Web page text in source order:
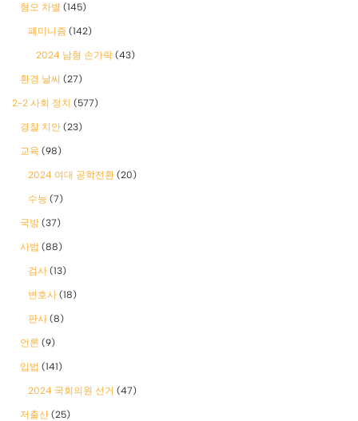
혐오 차별 (145)
폐미니즘 (142)
2024 남혐 손가락 (43)
환경 날씨 (27)
2-2 사회 정치 (577)
경찰 치안 (23)
교육 (98)
2024 여대 공학전환 (20)
수능 (7)
국방 (37)
사법 (88)
검사 (13)
변호사 (18)
판사 (8)
언론 (9)
입법 (141)
2024 국회의원 선거 (47)
저출산 (25)